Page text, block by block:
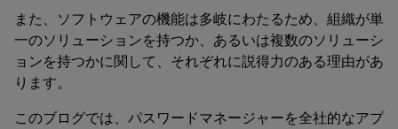
また、ソフトウェアの機能は多岐にわたるため、組織が単
一のソリューションを持つか、あるいは複数のソリューシ
ョンを持つかに関して、それぞれに説得力のある理由があ
ります。
このブログでは、パスワードマネージャーを全社的なアプ